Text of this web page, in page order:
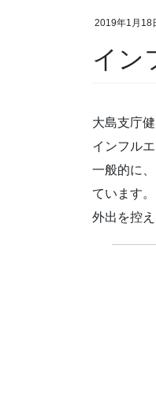
2019年1月18
イン
大島支庁
インフル
一般的に
ています。
外出を控え